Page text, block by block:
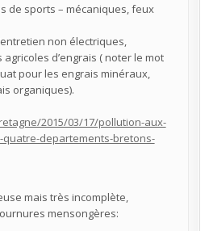
de sports – mécaniques, feux
non électriques,
d’engrais ( noter le mot
pour les engrais minéraux,
organiques).
2015/03/17/pollution-aux-
departements-bretons-
mais très incomplète,
mensongères: